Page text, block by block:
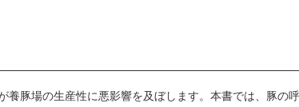
豚場の生産性に悪影響を及ぼします。本書では、豚の